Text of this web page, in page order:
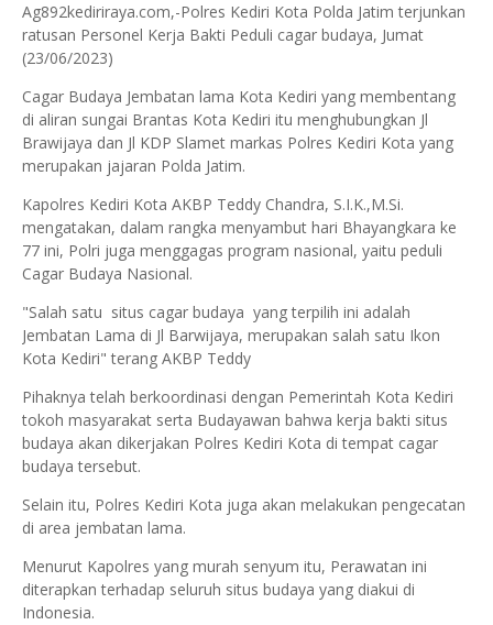
Ag892kediriraya.com,-Polres Kediri Kota Polda Jatim terjunkan
ratusan Personel Kerja Bakti Peduli cagar budaya, Jumat
(23/06/2023)
Cagar Budaya Jembatan lama Kota Kediri yang membentang
di aliran sungai Brantas Kota Kediri itu menghubungkan Jl
Brawijaya dan Jl KDP Slamet markas Polres Kediri Kota yang
merupakan jajaran Polda Jatim.
Kapolres Kediri Kota AKBP Teddy Chandra, S.I.K.,M.Si.
mengatakan, dalam rangka menyambut hari Bhayangkara ke
77 ini, Polri juga menggagas program nasional, yaitu peduli
Cagar Budaya Nasional.
"Salah satu situs cagar budaya yang terpilih ini adalah
Jembatan Lama di Jl Barwijaya, merupakan salah satu Ikon
Kota Kediri" terang AKBP Teddy
Pihaknya telah berkoordinasi dengan Pemerintah Kota Kediri
tokoh masyarakat serta Budayawan bahwa kerja bakti situs
budaya akan dikerjakan Polres Kediri Kota di tempat cagar
budaya tersebut.
Selain itu, Polres Kediri Kota juga akan melakukan pengecatan
di area jembatan lama.
Menurut Kapolres yang murah senyum itu, Perawatan ini
diterapkan terhadap seluruh situs budaya yang diakui di
Indonesia.